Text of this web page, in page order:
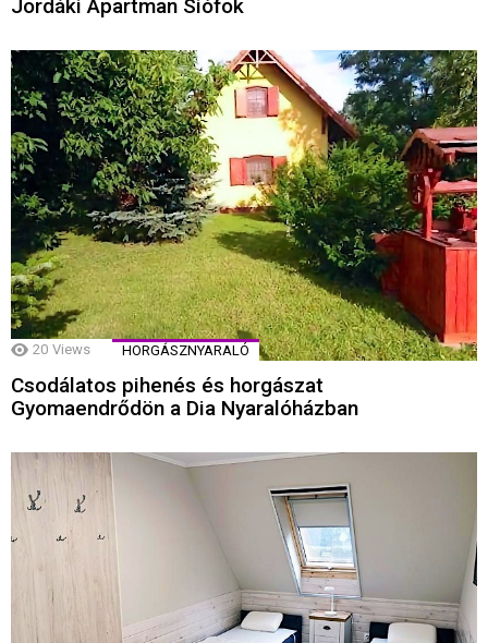
Jordáki Apartman Siófok
20 Views HORGÁSZNYARALÓ
Csodálatos pihenés és horgászat
Gyomaendrődön a Dia Nyaralóházban